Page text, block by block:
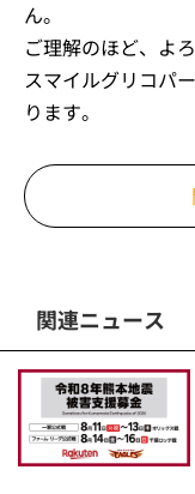
ん。
ご理解のほど、よ
スマイルグリコパ
ります。
関連ニュース